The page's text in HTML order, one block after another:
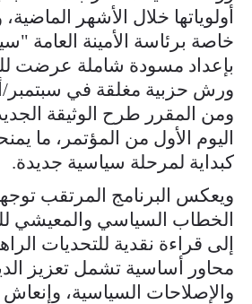
أولوياتها خلال الأشهر
خاصة برئاسة الأمينة العامة
بإعداد مسودة شاملة عرضت
ورش حزبية مغلقة في سبتمبر/
ومن المقرر طرح الوثيقة
اليوم الأول من المؤتمر، ما
كبداية لمرحلة سياسية جديدة.
ويعكس البرنامج المرتقب
الخطاب السياسي والمعيشي
إلى قراءة نقدية للتحديات
محاور أساسية تشمل تعزيز
والإصلاحات السياسية، وإنعاش